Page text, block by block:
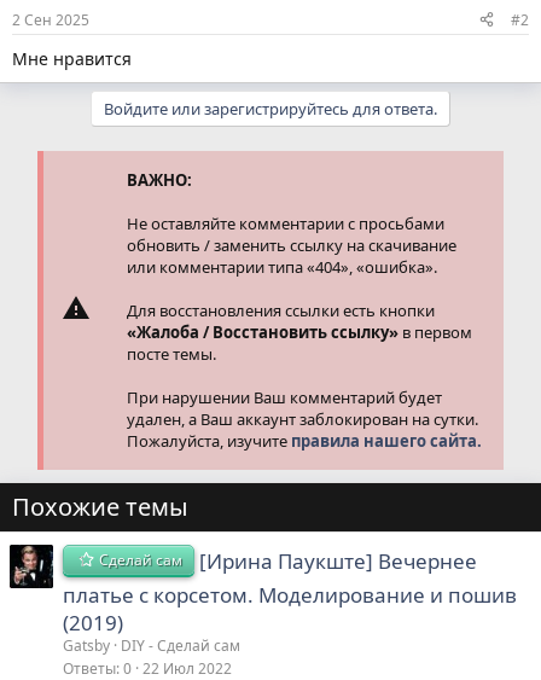
2 Сен 2025 #2
Мне нравится
Войдите или зарегистрируйтесь для ответа.
ВАЖНО:
Не оставляйте комментарии с просьбами
обновить / заменить ссылку на скачивание
или комментарии типа «404», «ошибка».
Для восстановления ссылки есть кнопки
«Жалоба / Восстановить ссылку» в первом
посте темы.
При нарушении Ваш комментарий будет
удален, а Ваш аккаунт заблокирован на сутки.
Пожалуйста, изучите правила нашего сайта.
Похожие темы
Сделай сам
[Ирина Паукште] Вечернее
платье с корсетом. Моделирование и пошив
(2019)
Gatsby DIY - Сделай сам
Ответы 0 22 Июл 2022